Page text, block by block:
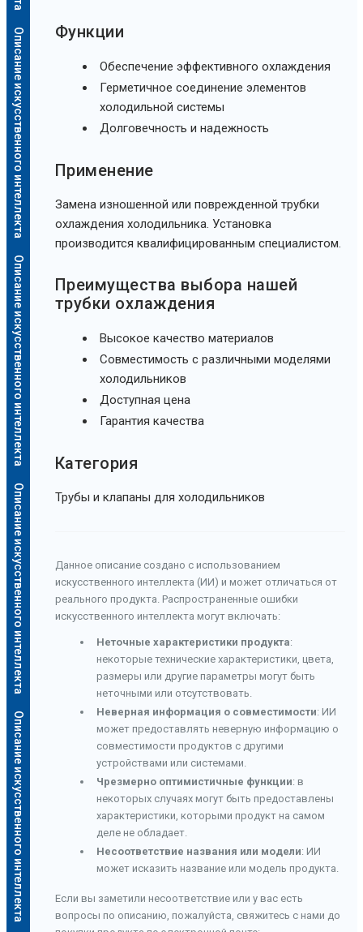
Описание искусственного интеллекта
Описание искусственного интеллекта
Описание искусственного интеллекта
Описание искусственного интеллекта
Функции
Обеспечение эффективного охлаждения
Герметичное соединение элементов
холодильной системы
Долговечность и надежность
Применение
Замена изношенной или поврежденной трубки
охлаждения холодильника. Установка
производится квалифицированным специалистом.
Преимущества выбора нашей
трубки охлаждения
Высокое качество материалов
Совместимость с различными моделями
холодильников
Доступная цена
Гарантия качества
Категория
Трубы и клапаны для холодильников
Данное описание создано с использованием
искусственного интеллекта (ИИ) и может отличаться от
реального продукта. Распространенные ошибки
искусственного интеллекта могут включать:
Неточные характеристики продукта:
некоторые технические характеристики, цвета,
размеры или другие параметры могут быть
неточными или отсутствовать.
Неверная информация о совместимости: ИИ
может предоставлять неверную информацию о
совместимости продуктов с другими
устройствами или системами.
Чрезмерно оптимистичные функции: в
некоторых случаях могут быть предоставлены
характеристики, которыми продукт на самом
деле не обладает.
Несоответствие названия или модели: ИИ
может исказить название или модель продукта.
Если вы заметили несоответствие или у вас есть
вопросы по описанию, пожалуйста, свяжитесь с нами до